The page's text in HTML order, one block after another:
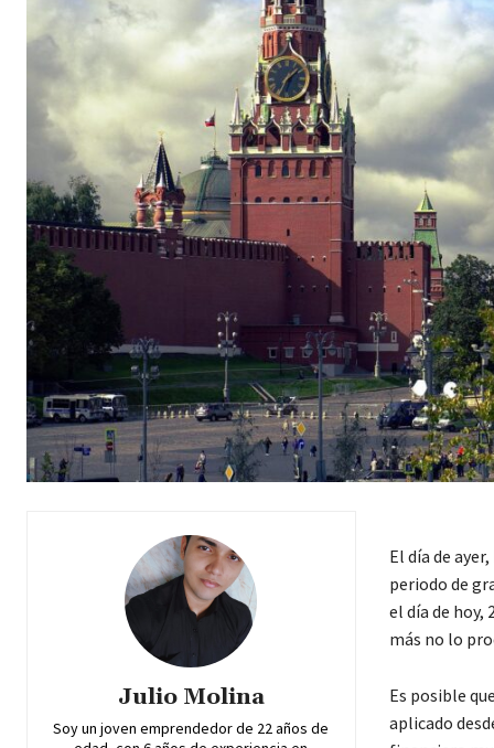
Julio Molina
Soy un joven emprendedor de 22 años de
El día de
periodo de
el día de hoy,
más no lo
Es posible
aplicado